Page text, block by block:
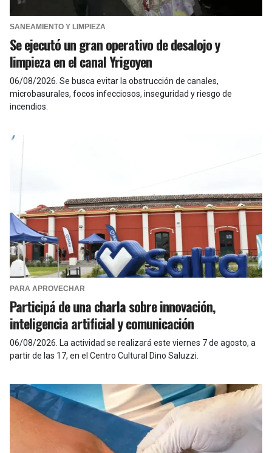
SANEAMIENTO Y LIMPIEZA
Se ejecutó un gran operativo de desalojo y
limpieza en el canal Yrigoyen
06/08/2026 Se busca evitar la obstrucción de canales,
microbasurales, focos infecciosos, inseguridad y riesgo de
incendios.
PARA APROVECHAR
Participá de una charla sobre innovación,
inteligencia artificial y comunicación
06/08/2026 La actividad se realizará este viernes 7 de agosto, a
partir de las 17, en el Centro Cultural Dino Saluzzi.